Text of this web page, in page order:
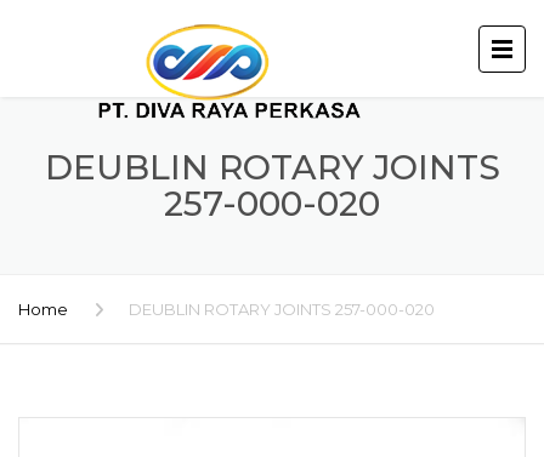
DEUBLIN ROTARY JOINTS
257-000-020
Home DEUBLIN ROTARY JOINTS 257-000-020